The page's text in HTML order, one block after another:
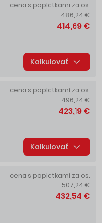
cena s poplatkami za os.
486,24 €
414,69 €
Kalkulovať
cena s poplatkami za os.
496,24 €
423,19 €
Kalkulovať
cena s poplatkami za os.
507,24 €
432,54 €